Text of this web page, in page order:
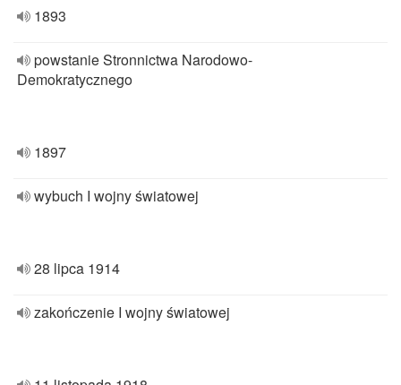
1893
powstanie Stronnictwa Narodowo-
Demokratycznego
1897
wybuch I wojny światowej
28 lipca 1914
zakończenie I wojny światowej